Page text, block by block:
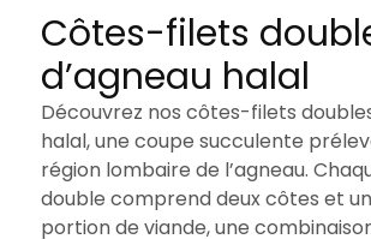
Côtes-filets
d’agneau halal
Découvrez nos côtes-filets
halal, une coupe succulente
région lombaire de l’agneau.
double comprend deux côtes et
portion de viande, une